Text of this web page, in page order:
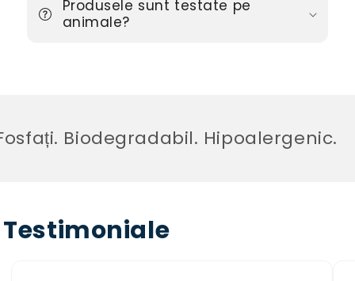
Produsele sunt testate pe
animale?
Biodegradabil. Hipoalergenic.
Testimoniale